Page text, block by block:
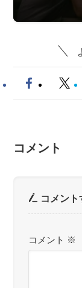
コメント
コメント
コメント ※